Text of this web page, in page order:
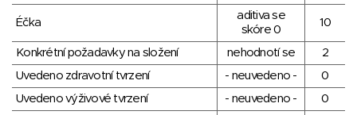
Éčka
aditiva se
skóre 0
10
Konkrétní požadavky na složení nehodnotí se
2
Uvedeno zdravotní tvrzení
- neuvedeno -
0
Uvedeno výživové tvrzení
- neuvedeno -
0